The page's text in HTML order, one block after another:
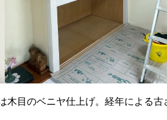
木目のベニヤ仕上げ。経年による古